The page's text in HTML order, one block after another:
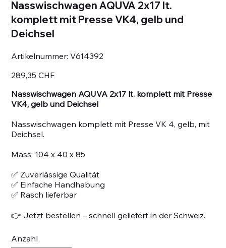
Nasswischwagen AQUVA 2x17 lt.
komplett mit Presse VK4, gelb und
Deichsel
Artikelnummer: Artikelnummer:
V614392
V614392
289,35 CHF
Nasswischwagen AQUVA 2x17 lt. komplett mit Presse
VK4, gelb und Deichsel
Nasswischwagen komplett mit Presse VK 4, gelb, mit
Deichsel.
Mass: 104 x 40 x 85
✅ Zuverlässige Qualität
✅ Einfache Handhabung
✅ Rasch lieferbar
👉 Jetzt bestellen – schnell geliefert in der Schweiz.
Anzahl